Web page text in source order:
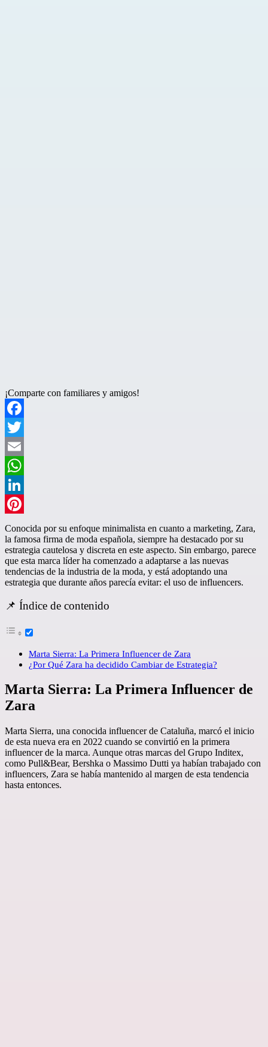
¡Comparte con familiares y amigos!
Facebook
Twitter
Email
WhatsApp
LinkedIn
Pinterest
Conocida por su enfoque minimalista en cuanto a marketing, Zara,
la famosa firma de moda española, siempre ha destacado por su
estrategia cautelosa y discreta en este aspecto. Sin embargo, parece
que esta marca líder ha comenzado a adaptarse a las nuevas
tendencias de la industria de la moda, y está adoptando una
estrategia que durante años parecía evitar: el uso de influencers.
📌 Índice de contenido
Marta Sierra: La Primera Influencer de Zara
¿Por Qué Zara ha decidido Cambiar de Estrategia?
Marta Sierra: La Primera Influencer de
Zara
Marta Sierra, una conocida influencer de Cataluña, marcó el inicio
de esta nueva era en 2022 cuando se convirtió en la primera
influencer de la marca. Aunque otras marcas del Grupo Inditex,
como Pull&Bear, Bershka o Massimo Dutti ya habían trabajado con
influencers, Zara se había mantenido al margen de esta tendencia
hasta entonces.